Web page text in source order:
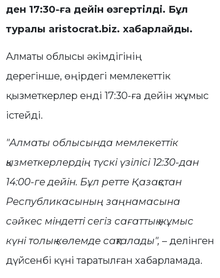
ден 17:30-ға дейін өзгертілді. Бұл
туралы aristocrat.biz. хабарлайды.
Алматы облысы әкімдігінің
дерегінше, өңірдегі мемлекеттік
қызметкерлер енді 17:30-ға дейін жұмыс
істейді.
"Алматы облысында мемлекеттік
қызметкерлердің түскі үзілісі 12:30-дан
14:00-ге дейін. Бұл ретте Қазақстан
Республикасының заңнамасына
сәйкес міндетті сегіз сағаттық жұмыс
күні толық көлемде сақталады", – делінген
дүйсенбі күні таратылған хабарламада.